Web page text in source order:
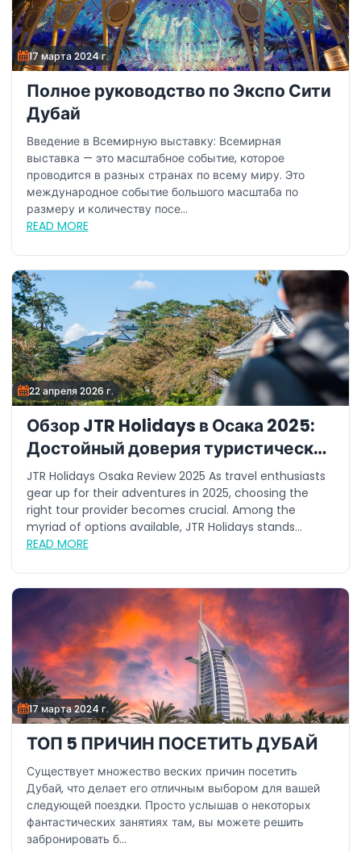
17 марта 2024 г.
Полное руководство по Экспо Сити
Дубай
Введение в Всемирную выставку: Всемирная
выставка — это масштабное событие, которое
проводится в разных странах по всему миру. Это
международное событие большого масштаба по
размеру и количеству посе...
READ MORE
22 апреля 2026 г.
Обзор JTR Holidays в Осака 2025:
Достойный доверия туристический
опыт
JTR Holidays Osaka Review 2025 As travel enthusiasts
gear up for their adventures in 2025, choosing the
right tour provider becomes crucial. Among the
myriad of options available, JTR Holidays stands...
READ MORE
17 марта 2024 г.
ТОП 5 ПРИЧИН ПОСЕТИТЬ ДУБАЙ
Существует множество веских причин посетить
Дубай, что делает его отличным выбором для вашей
следующей поездки. Просто услышав о некоторых
фантастических занятиях там, вы можете решить
забронировать б...